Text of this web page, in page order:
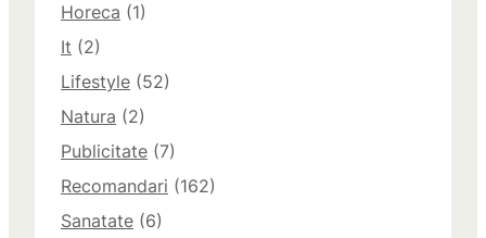
Horeca (1)
It (2)
Lifestyle (52)
Natura (2)
Publicitate (7)
Recomandari (162)
Sanatate (6)